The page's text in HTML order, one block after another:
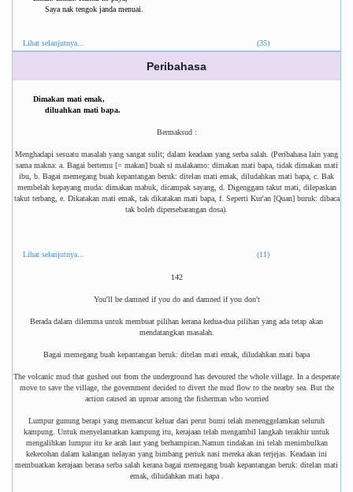
Saya nak tengok janda menuai.
Lihat selanjutnya... (35)
Peribahasa
Dimakan mati emak,
diluahkan mati bapa.
Bermaksud :
Menghadapi sesuatu masalah yang sangat sulit; dalam keadaan yang serba salah. (Peribahasa lain yang
sama makna: a. Bagai bertemu [= makan] buah si malakamo: dimakan mati bapa, tidak dimakan mati
ibu, b. Bagai memegang buah kepantangan beruk: ditelan mati emak, diludahkan mati bapa, c. Bak
membelah kepayang muda: dimakan mabuk, dicampak sayang, d. Digenggam takut mati, dilepaskan
takut terbang, e. Dikatakan mati emak, tak dikatakan mati bapa, f. Seperti Kur'an [Quan] buruk: dibaca
tak boleh dipersebarangan dosa).
Lihat selanjutnya... (11)
142
You'll be damned if you do and damned if you don't
Berada dalam dilemma untuk membuat pilihan kerana kedua-dua pilihan yang ada tetap akan
mendatangkan masalah.
Bagai memegang buah kepantangan beruk: ditelan mati emak, diludahkan mati bapa
The volcanic mud that gushed out from the underground has devoured the whole village. In a desperate
move to save the village, the government decided to divert the mud flow to the nearby sea. But the
action caused an uproar among the fisherman who worried
Lumpur gunung berapi yang memancut keluar dari perut bumi telah menenggelamkan seluruh
kampung. Untuk menyelamatkan kampung itu, kerajaan telah mengambil langkah terakhir untuk
mengalihkan lumpur itu ke arah laut yang berhampiran.Namun tindakan ini telah menimbulkan
kekecohan dalam kalangan nelayan yang bimbang periuk nasi mereka akan terjejas. Keadaan ini
membuatkan kerajaan berasa serba salah kerana bagai memegang buah kepantangan beruk: ditelan mati
emak, diludahkan mati bapa .